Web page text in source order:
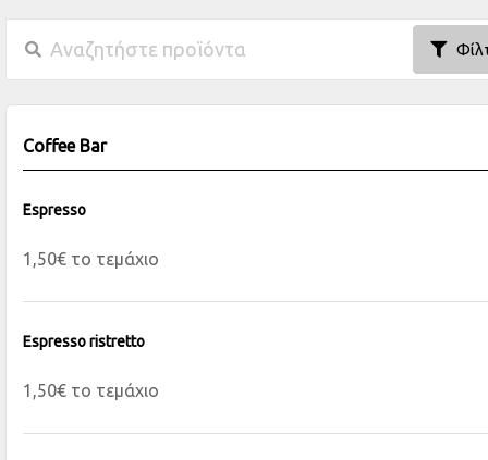
Coffee Bar
Espresso
1,50€ το τεμάχιο
Espresso ristretto
1,50€ το τεμάχιο